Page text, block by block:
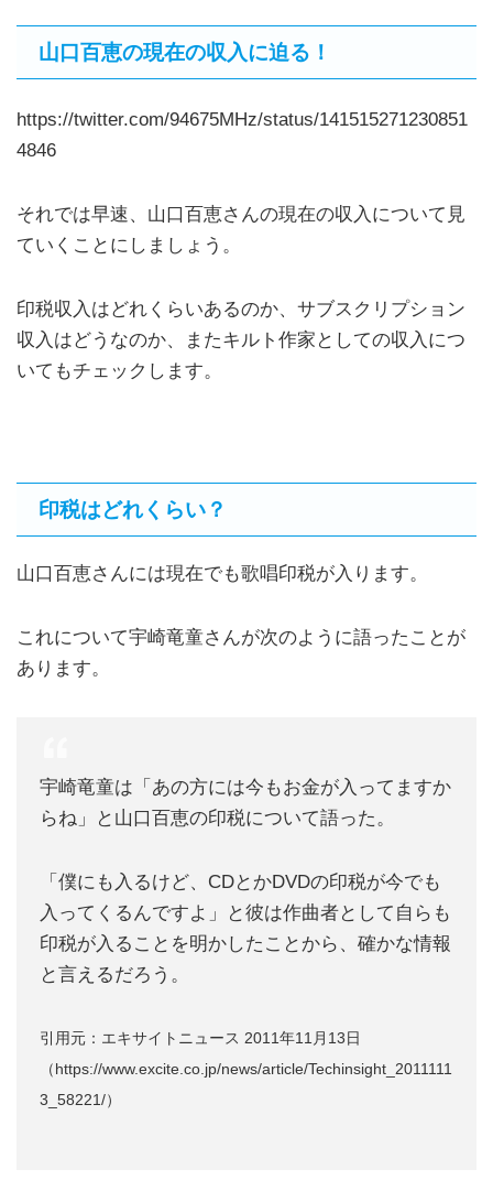
山口百恵の現在の収入に迫る！
https://twitter.com/94675MHz/status/141515271230851
4846
それでは早速、山口百恵さんの現在の収入について見
ていくことにしましょう。
印税収入はどれくらいあるのか、サブスクリプション
収入はどうなのか、またキルト作家としての収入につ
いてもチェックします。
印税はどれくらい？
山口百恵さんには現在でも歌唱印税が入ります。
これについて宇崎竜童さんが次のように語ったことが
あります。
宇崎竜童は「あの方には今もお金が入ってますか
らね」と山口百恵の印税について語った。
「僕にも入るけど、CDとかDVDの印税が今でも
入ってくるんですよ」と彼は作曲者として自らも
印税が入ることを明かしたことから、確かな情報
と言えるだろう。
引用元：エキサイトニュース 2011年11月13日
（https://www.excite.co.jp/news/article/Techinsight_2011111
3_58221/）